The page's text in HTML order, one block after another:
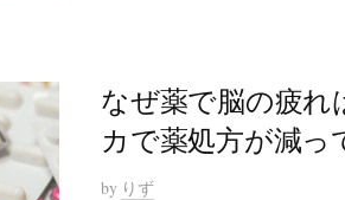
なぜ薬で脳の疲れ
カで薬処方が減っ
by りず